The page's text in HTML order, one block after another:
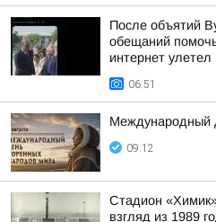
После объятий
обещаний
интернет улетел
06:51
Международный
09:12
Стадион
взгляд из 1989